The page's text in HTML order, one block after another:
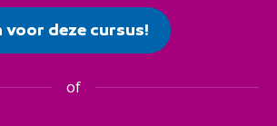
voor deze cursus!
of